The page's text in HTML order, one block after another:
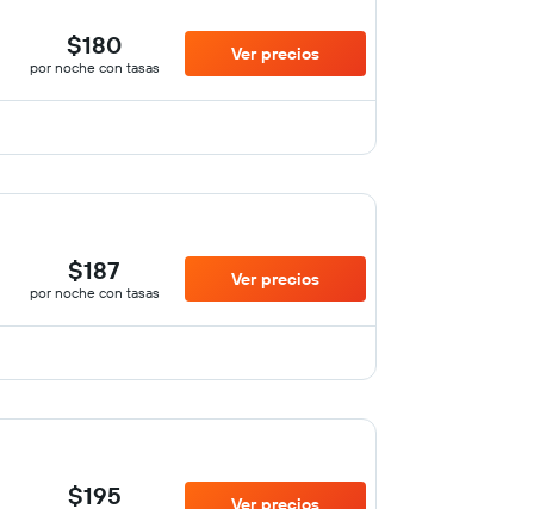
$180
por noche con tasas
Ver precios
$187
por noche con tasas
Ver precios
$195 Ver precios